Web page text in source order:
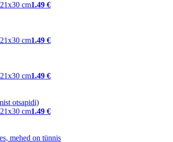
21x30 cm1.49 €
21x30 cm1.49 €
21x30 cm1.49 €
21x30 cm1.49 €